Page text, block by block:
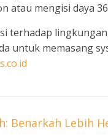
atau mengisi daya
terhadap
untuk memasang
Benarkah Lebih